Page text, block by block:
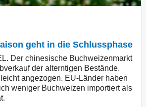
geht in die Schlussphase
Der chinesische Buchweizenmarkt
der alterntigen Bestände.
angezogen. EU-Länder haben
weniger Buchweizen importiert als